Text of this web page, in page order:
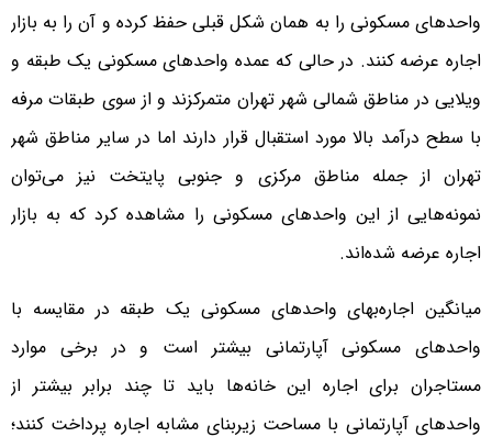
واحدهای مسکونی را به همان شکل قبلی حفظ کرده و آن را به بازار
اجاره عرضه کنند. در حالی که عمده واحدهای مسکونی یک طبقه و
ویلایی در مناطق شمالی شهر تهران متمرکزند و از سوی طبقات مرفه
با سطح درآمد بالا مورد استقبال قرار دارند اما در سایر مناطق شهر
تهران از جمله مناطق مرکزی و جنوبی پایتخت نیز می‌توان
نمونه‌هایی از این واحدهای مسکونی را مشاهده کرد که به بازار
اجاره عرضه شده‌اند.
میانگین اجاره‌بهای واحدهای مسکونی یک طبقه در مقایسه با
واحدهای مسکونی آپارتمانی بیشتر است و در برخی موارد
مستاجران برای اجاره این خانه‌ها باید تا چند برابر بیشتر از
واحدهای آپارتمانی با مساحت زیربنای مشابه اجاره پرداخت کنند؛